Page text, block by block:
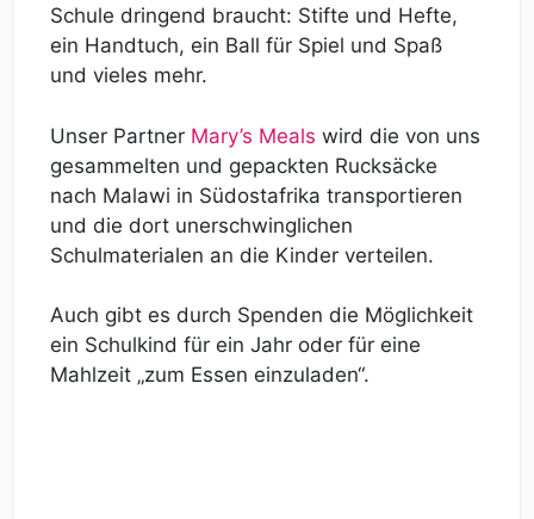
Schule dringend braucht: Stifte und Hefte,
ein Handtuch, ein Ball für Spiel und Spaß
und vieles mehr.
Unser Partner Mary’s Meals wird die von uns
gesammelten und gepackten Rucksäcke
nach Malawi in Südostafrika transportieren
und die dort unerschwinglichen
Schulmaterialen an die Kinder verteilen.
Auch gibt es durch Spenden die Möglichkeit
ein Schulkind für ein Jahr oder für eine
Mahlzeit „zum Essen einzuladen“.